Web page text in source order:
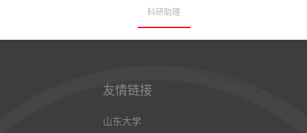
科研助理
友情链接
山东大学